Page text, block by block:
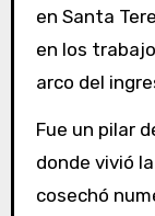
en Santa
en los
arco del
Fue un pilar
donde vivió
cosechó